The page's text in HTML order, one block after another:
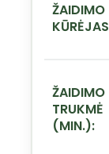
ŽAIDIMO
KŪRĖJAS
ŽAIDIMO
TRUKMĖ
(MIN.):